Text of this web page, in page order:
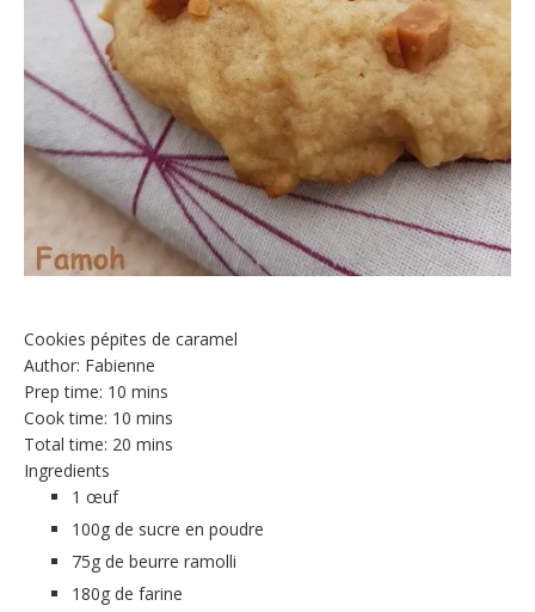
Cookies pépites de caramel
Author: Fabienne
Prep time: 10 mins
Cook time: 10 mins
Total time: 20 mins
Ingredients
1 œuf
100g de sucre en poudre
75g de beurre ramolli
180g de farine